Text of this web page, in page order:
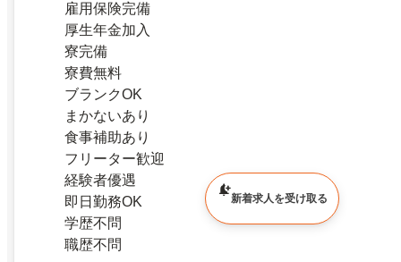
雇用保険完備
厚生年金加入
寮完備
寮費無料
ブランクOK
まかないあり
食事補助あり
フリーター歓迎
経験者優遇
即日勤務OK
学歴不問
職歴不問
新着求人を受け取る